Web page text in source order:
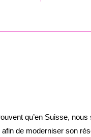
qu’en Suisse,
de moderniser son